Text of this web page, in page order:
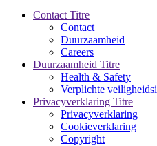
Contact Titre
Contact
Duurzaamheid
Careers
Duurzaamheid Titre
Health & Safety
Verplichte
Privacyverklaring Titre
Privacyverklaring
Cookieverklaring
Copyright